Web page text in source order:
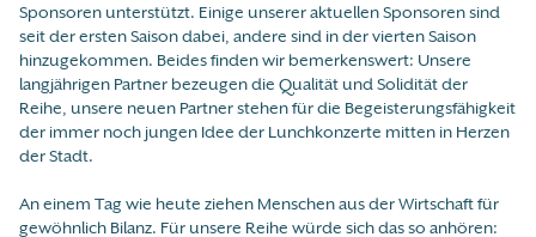
Sponsoren unterstützt. Einige unserer aktuellen Sponsoren sind
seit der ersten Saison dabei, andere sind in der vierten Saison
hinzugekommen. Beides finden wir bemerkenswert: Unsere
langjährigen Partner bezeugen die Qualität und Solidität der
Reihe, unsere neuen Partner stehen für die Begeisterungsfähigkeit
der immer noch jungen Idee der Lunchkonzerte mitten in Herzen
der Stadt.
An einem Tag wie heute ziehen Menschen aus der Wirtschaft für
gewöhnlich Bilanz. Für unsere Reihe würde sich das so anhören: